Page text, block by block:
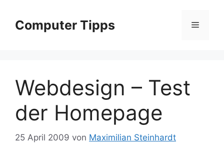
Inhalt
springen
Computer Tipps Menü
Webdesign – Test
der Homepage
25 April 2009 von Maximilian Steinhardt